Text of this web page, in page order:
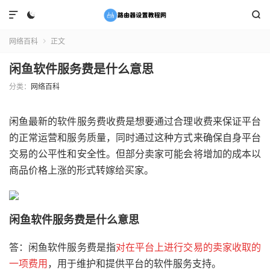
 

网络百科  正文
闲鱼软件服务费是什么意思
分类： 网络百科
闲鱼最新的软件服务费收费是想要通过合理收费来保证平台
的正常运营和服务质量，同时通过这种方式来确保自身平台
交易的公平性和安全性。但部分卖家可能会将增加的成本以
商品价格上涨的形式转嫁给买家。
闲鱼软件服务费是什么意思
答：闲鱼软件服务费是指对在平台上进行交易的卖家收取的
一项费用 ，用于维护和提供平台的软件服务支持。